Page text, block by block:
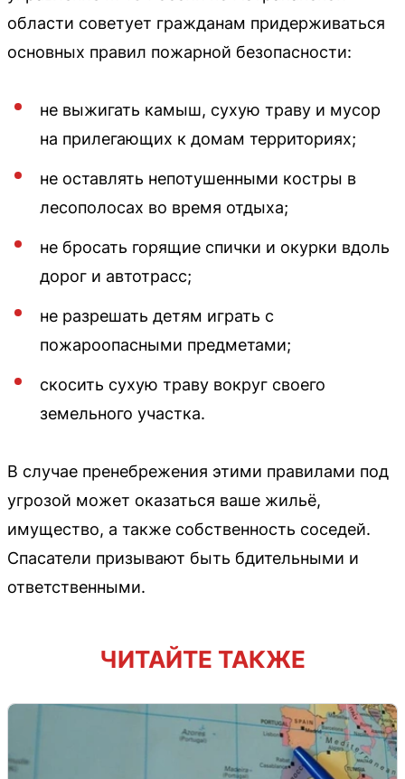
области советует гражданам придерживаться
основных правил пожарной безопасности:
не выжигать камыш, сухую траву и мусор
на прилегающих к домам территориях;
не оставлять непотушенными костры в
лесополосах во время отдыха;
не бросать горящие спички и окурки вдоль
дорог и автотрасс;
не разрешать детям играть с
пожароопасными предметами;
скосить сухую траву вокруг своего
земельного участка.
В случае пренебрежения этими правилами под
угрозой может оказаться ваше жильё,
имущество, а также собственность соседей.
Спасатели призывают быть бдительными и
ответственными.
ЧИТАЙТЕ ТАКЖЕ